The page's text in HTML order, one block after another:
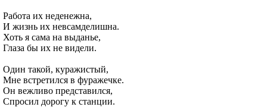
Работа их неденежна,
И жизнь их невсамделишна.
Хоть я сама на выданье,
Глаза бы их не видели.
Один такой, куражистый,
Мне встретился в фуражечке.
Он вежливо представился,
Спросил дорогу к станции.